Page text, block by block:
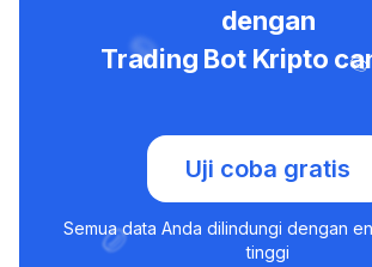
dengan
Trading Bot Kripto
Uji coba gratis
Semua data Anda dilindungi dengan
tinggi